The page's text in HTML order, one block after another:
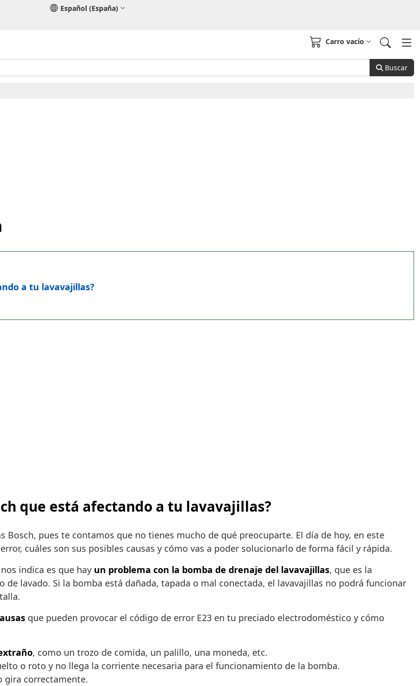
Español (España)
Buscar
Carro vacío
a tu lavavajillas?
que está afectando a tu lavavajillas?
Bosch, pues te contamos que no tienes mucho de qué preocuparte. El día de hoy, en este
cuáles son sus posibles causas y cómo vas a poder solucionarlo de forma fácil y rápida.
indica es que hay un problema con la bomba de drenaje del lavavajillas, que es la
de lavado. Si la bomba está dañada, tapada o mal conectada, el lavavajillas no podrá funcionar
que pueden provocar el código de error E23 en tu preciado electrodoméstico y cómo
, como un trozo de comida, un palillo, una moneda, etc.
o roto y no llega la corriente necesaria para el funcionamiento de la bomba.
gira correctamente.